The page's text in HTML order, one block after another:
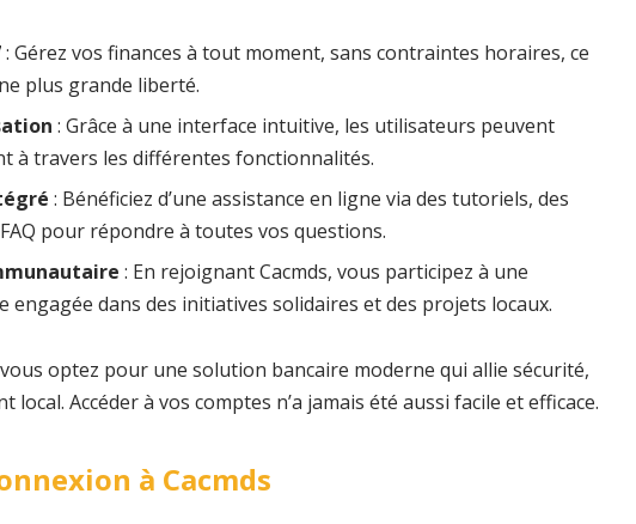
: Gérez vos finances à tout moment, sans contraintes horaires, ce
plus grande liberté.
: Grâce à une interface intuitive, les utilisateurs peuvent
à travers les différentes fonctionnalités.
: Bénéficiez d’une assistance en ligne via des tutoriels, des
pour répondre à toutes vos questions.
: En rejoignant Cacmds, vous participez à une
engagée dans des initiatives solidaires et des projets locaux.
vous optez pour une solution bancaire moderne qui allie sécurité,
local. Accéder à vos comptes n’a jamais été aussi facile et efficace.
à Cacmds